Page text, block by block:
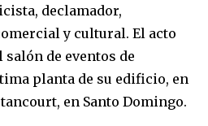
declamador,
y cultural. El acto
de eventos de
planta de su edificio, en
en Santo Domingo.